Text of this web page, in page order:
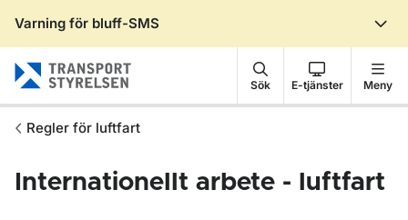
Varning för bluff-SMS
Sök E-tjänster Meny
Regler för luftfart
Internationellt arbete - luftfart